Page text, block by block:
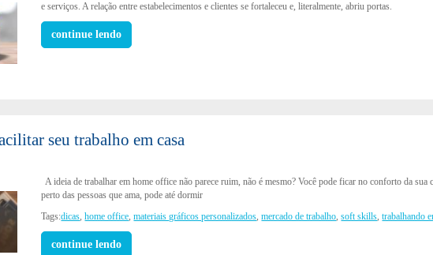
e serviços. A relação entre estabelecimentos e clientes se fortaleceu e, literalmente, abriu portas.
continue lendo
seu trabalho em casa
A ideia de trabalhar em home office não parece ruim, não é mesmo? Você pode ficar no conforto da sua
perto das pessoas que ama, pode até dormir
Tags:dicas,home office,materiais gráficos personalizados,mercado de trabalho,soft skills,trabalhando
continue lendo